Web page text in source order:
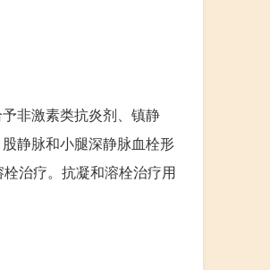
非激素类抗炎剂、镇静
静脉和小腿深静脉血栓形
治疗。抗凝和溶栓治疗用